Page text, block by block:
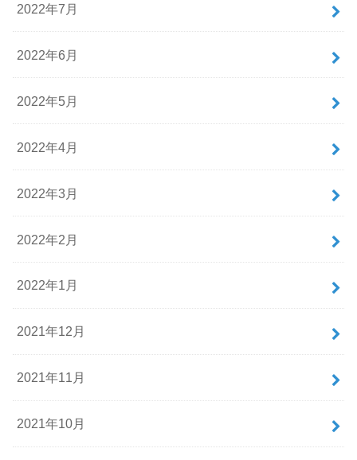
2022年7月
2022年6月
2022年5月
2022年4月
2022年3月
2022年2月
2022年1月
2021年12月
2021年11月
2021年10月